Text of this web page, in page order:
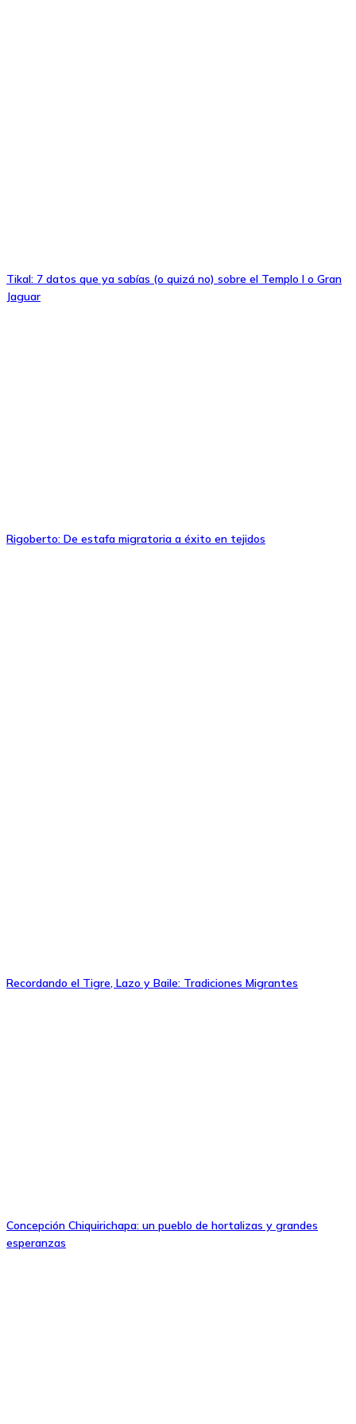
Tikal: 7 datos que ya sabías (o quizá no) sobre el Templo I o Gran
Jaguar
Rigoberto: De estafa migratoria a éxito en tejidos
Recordando el Tigre, Lazo y Baile: Tradiciones Migrantes
Concepción Chiquirichapa: un pueblo de hortalizas y grandes
esperanzas